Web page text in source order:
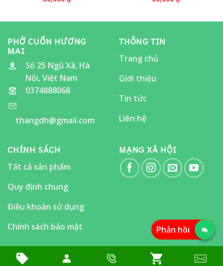
PHỞ CUỐN HƯƠNG
MAI
Số 25 Ngũ Xã, Hà
Nội, Việt Nam
0374888068
thangdh@gmail.com
THÔNG TIN
Trang chủ
Giới thiệu
Tin tức
Liên hệ
CHÍNH SÁCH
Tất cả sản phẩm
Quy định chung
Điều khoản sử dụng
Chính sách bảo mật
MẠNG XÃ HỘI
Phản hồi